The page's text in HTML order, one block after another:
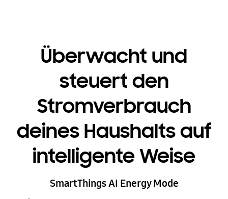
Überwacht und
steuert den
Stromverbrauch
deines Haushalts auf
intelligente Weise
SmartThings AI Energy Mode